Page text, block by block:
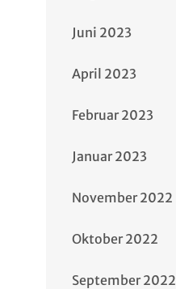
Juni 2023
April 2023
Februar 2023
Januar 2023
November 2022
Oktober 2022
September 2022